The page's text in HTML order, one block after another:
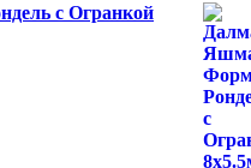
с Огранкой